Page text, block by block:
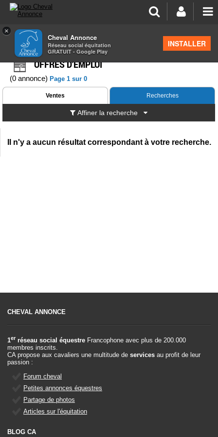
×
Cheval Annonce
Réseau social équitation
GRATUIT - Google Play
INSTALLER
Annonces Obwald> Offres d'emploi
OFFRES D'EMPLOI
(0 annonce) Page 1 sur 0
Ventes Recherches
Affiner la recherche
Il n'y a aucun résultat correspondant à votre recherche.
CHEVAL ANNONCE
1er réseau social équestre Francophone avec plus de 200.000
membres inscrits.
CA propose aux cavaliers une multitude de services au profit de leur
passion :
Forum cheval
Petites annonces équestres
Partage de photos
Articles sur l'équitation
BLOG CA